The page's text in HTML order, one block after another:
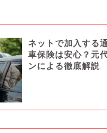
ネットで加入する
車保険は安心？元
ンによる徹底解説